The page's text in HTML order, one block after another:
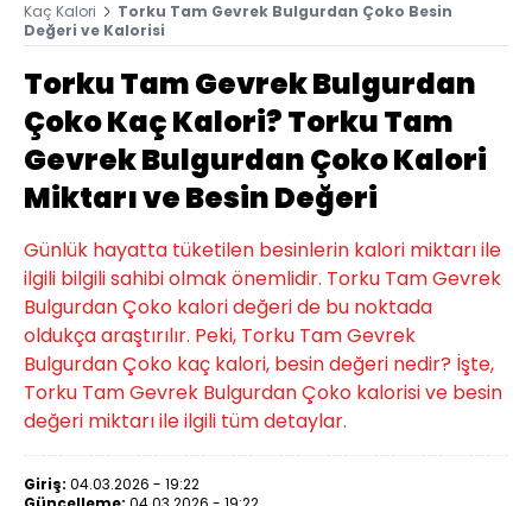
Kaç Kalori
Torku Tam Gevrek Bulgurdan Çoko Besin
Değeri ve Kalorisi
Torku Tam Gevrek Bulgurdan
Çoko Kaç Kalori? Torku Tam
Gevrek Bulgurdan Çoko Kalori
Miktarı ve Besin Değeri
Günlük hayatta tüketilen besinlerin kalori miktarı ile
ilgili bilgili sahibi olmak önemlidir. Torku Tam Gevrek
Bulgurdan Çoko kalori değeri de bu noktada
oldukça araştırılır. Peki, Torku Tam Gevrek
Bulgurdan Çoko kaç kalori, besin değeri nedir? İşte,
Torku Tam Gevrek Bulgurdan Çoko kalorisi ve besin
değeri miktarı ile ilgili tüm detaylar.
Giriş: 04.03.2026 - 19:22